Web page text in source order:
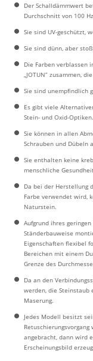
Der Schalldämmwert
Durchschnitt von 100
Sie sind UV-geschützt,
Sie sind dünn, aber
Die Farben verblassen
„JOTUN” zusammen,
Sie sind unempfindlich
Es gibt viele
Stein- und Oxid-Optiken.
Sie können in allen
Schrauben und Dübeln
Sie enthalten keine
menschliche
Da bei der Herstellung
Farbe verwendet wird,
Naturstein.
Aufgrund ihres
Ständerbauweise
Eigenschaften flexibel
Bereichen mit einem
Grenze des
Da an den
werden, die Steinstaub
Maserung.
Jedes Modell besitzt
angebracht, dann wird
Erscheinungsbild